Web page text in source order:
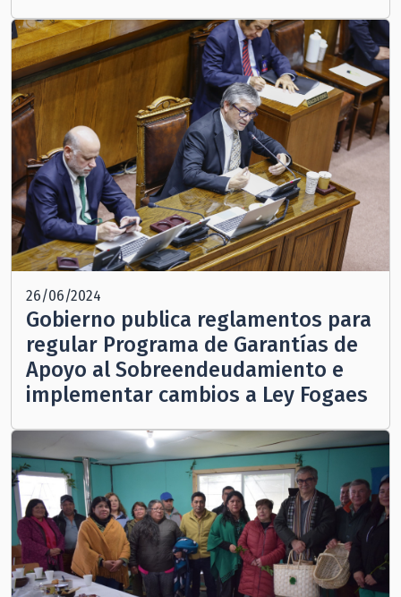
26/06/2024
Gobierno publica reglamentos para
regular Programa de Garantías de
Apoyo al Sobreendeudamiento e
implementar cambios a Ley Fogaes